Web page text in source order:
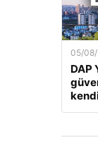
05/
DAP